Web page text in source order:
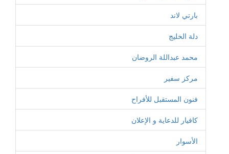
بارتي لاند
دلة الخليج
محمد عبداللة الروضان
مركز سفير
فنون المستقبل للأفراح
كافيار للدعاية و الإعلان
الأسوار